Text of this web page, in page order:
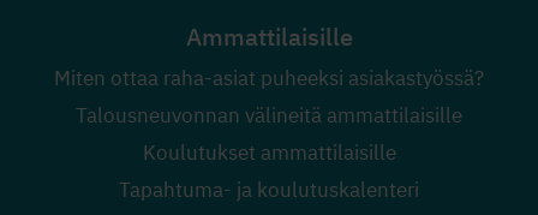
Ammattilaisille
Miten ottaa raha-asiat puheeksi asiakastyössä?
Talousneuvonnan välineitä ammattilaisille
Koulutukset ammattilaisille
Tapahtuma- ja koulutuskalenteri